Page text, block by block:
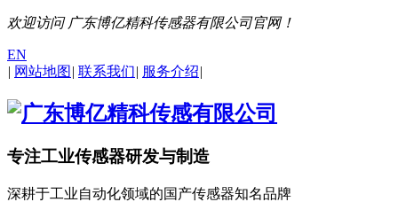
欢迎访问 广东博亿精科传感器有限公司官网！
EN
| 网站地图 | 联系我们| 服务介绍|
专注工业传感器研发与制造
深耕于工业自动化领域的国产传感器知名品牌